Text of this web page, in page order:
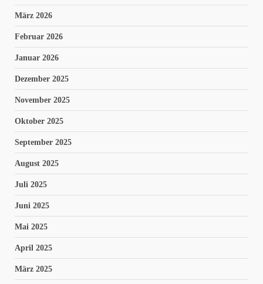
März 2026
Februar 2026
Januar 2026
Dezember 2025
November 2025
Oktober 2025
September 2025
August 2025
Juli 2025
Juni 2025
Mai 2025
April 2025
März 2025